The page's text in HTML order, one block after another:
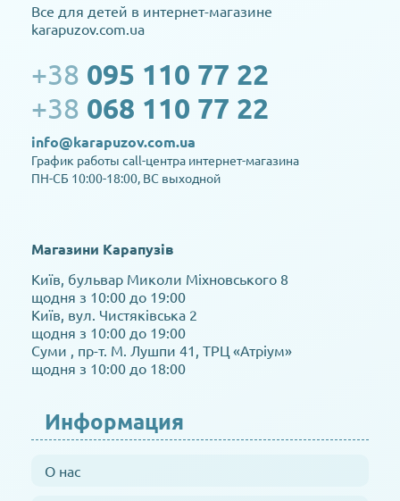
Все для детей в интернет-магазине
karapuzov.com.ua
+38 095 110 77 22
+38 068 110 77 22
info@karapuzov.com.ua
График работы call-центра интернет-магазина
ПН-СБ 10:00-18:00, ВС выходной
Магазини Карапузів
Київ, бульвар Миколи Міхновського 8
щодня з 10:00 до 19:00
Київ, вул. Чистяківська 2
щодня з 10:00 до 19:00
Суми , пр-т. М. Лушпи 41, ТРЦ «Атріум»
щодня з 10:00 до 18:00
Информация
О нас